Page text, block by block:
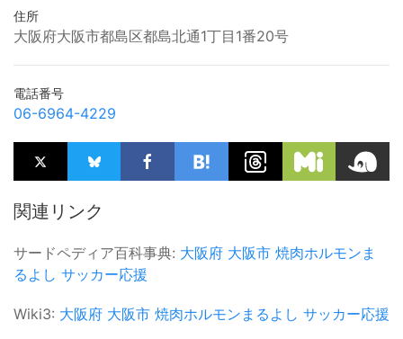
住所
大阪府大阪市都島区都島北通1丁目1番20号
電話番号
06-6964-4229
関連リンク
サードペディア百科事典: 大阪府 大阪市 焼肉ホルモンま
るよし サッカー応援
Wiki3: 大阪府 大阪市 焼肉ホルモンまるよし サッカー応援